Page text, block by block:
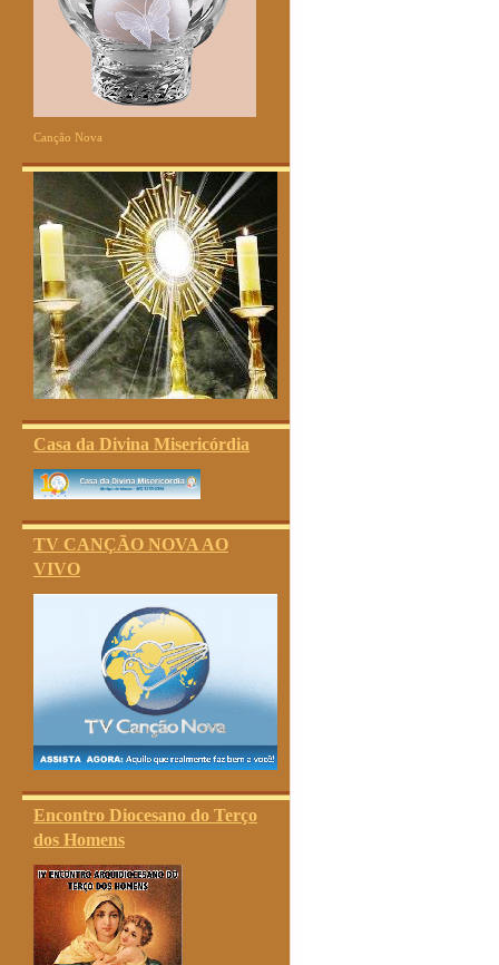
Canção Nova
Casa da Divina Misericórdia
TV CANÇÃO NOVA AO
VIVO
Encontro Diocesano do Terço
dos Homens